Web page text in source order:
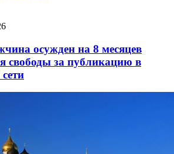
осужден на 8 месяцев
свободы за публикацию в